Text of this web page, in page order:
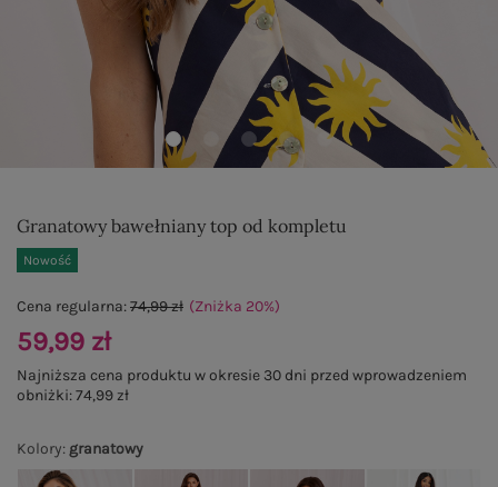
Granatowy bawełniany top od kompletu
Nowość
Kolory: granatowy
Cena regularna:74,99 zł (Zniżka 20%)
59,99 zł
Najniższa cena produktu w okresie 30 dni przed wprowadzeniem
obniżki:74,99 zł